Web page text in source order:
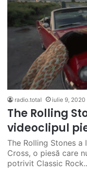
radio.total iulie 9, 2020
The Rolling
videoclipul
The Rolling Stones
Cross, o piesă care
potrivit Classic